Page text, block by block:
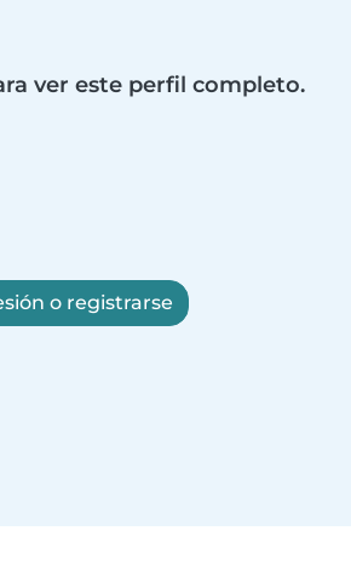
ver este perfil completo.
o registrarse